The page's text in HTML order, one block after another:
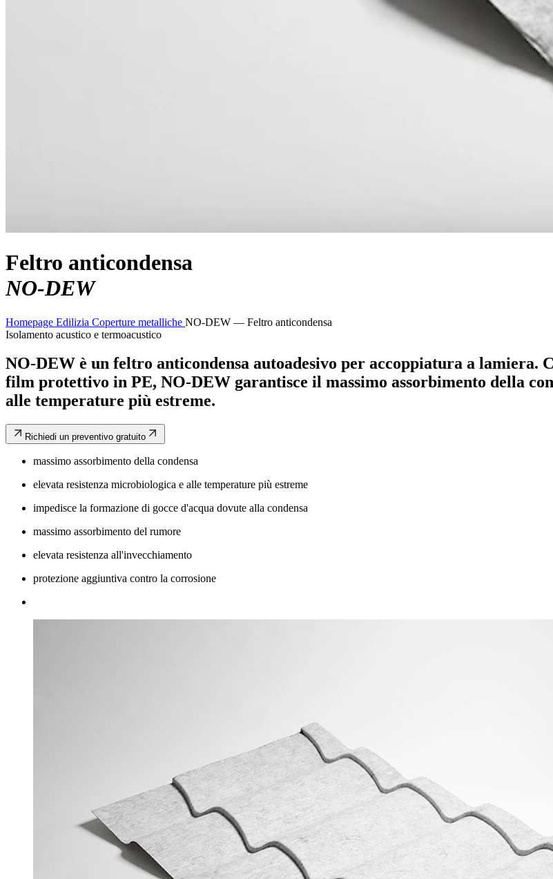
Feltro anticondensa
NO-DEW
Homepage Edilizia Coperture metalliche NO-DEW — Feltro anticondensa
Isolamento acustico e termoacustico
NO-DEW è un feltro anticondensa autoadesivo per accoppiatura a lamiera.
film protettivo in PE, NO-DEW garantisce il massimo assorbimento della
alle temperature più estreme.
Richiedi un preventivo gratuito
massimo assorbimento della condensa
elevata resistenza microbiologica e alle temperature più estreme
impedisce la formazione di gocce d'acqua dovute alla condensa
massimo assorbimento del rumore
elevata resistenza all'invecchiamento
protezione aggiuntiva contro la corrosione